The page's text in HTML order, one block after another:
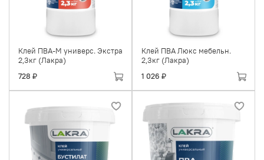
Клей ПВА-М универс. Экстра
2,3кг (Лакра)
728 ₽
Клей ПВА Люкс мебельн.
2,3кг (Лакра)
1 026 ₽